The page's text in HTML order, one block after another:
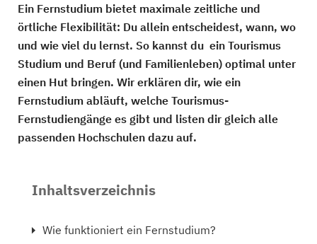
Ein Fernstudium bietet maximale zeitliche und
örtliche Flexibilität: Du allein entscheidest, wann, wo
und wie viel du lernst. So kannst du ein Tourismus
Studium und Beruf (und Familienleben) optimal unter
einen Hut bringen. Wir erklären dir, wie ein
Fernstudium abläuft, welche Tourismus-
Fernstudiengänge es gibt und listen dir gleich alle
passenden Hochschulen dazu auf.
Inhaltsverzeichnis
Wie funktioniert ein Fernstudium?